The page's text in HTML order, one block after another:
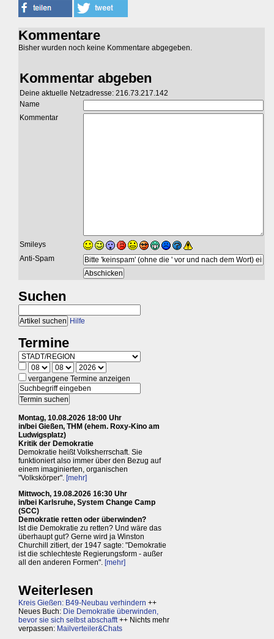
Kommentare
Bisher wurden noch keine Kommentare abgegeben.
Kommentar abgeben
Deine aktuelle Netzadresse: 216.73.217.142
Name
Kommentar
Smileys
Anti-Spam
Suchen
Hilfe
Termine
vergangene Termine anzeigen
Montag, 10.08.2026 18:00 Uhr
in/bei Gießen, THM (ehem. Roxy-Kino am
Ludwigsplatz)
Kritik der Demokratie
Demokratie heißt Volksherrschaft. Sie
funktioniert also immer über den Bezug auf
einem imaginierten, organischen
"Volkskörper". [mehr]
Mittwoch, 19.08.2026 16:30 Uhr
in/bei Karlsruhe, System Change Camp
(SCC)
Demokratie retten oder überwinden?
Ist die Demokratie zu retten? Und wäre das
überhaupt gut? Gerne wird ja Winston
Churchill zitiert, der 1947 sagte: "Demokratie
ist die schlechteste Regierungsform - außer
all den anderen Formen". [mehr]
Weiterlesen
Kreis Gießen: B49-Neubau verhindern ++
Neues Buch: Die Demokratie überwinden,
bevor sie sich selbst abschafft++ Nichts mehr
verpassen: Mailverteiler&Chats